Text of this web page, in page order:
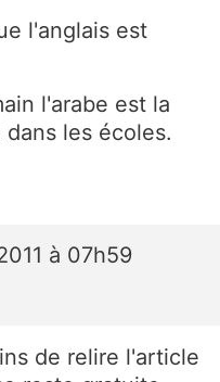
l'anglais est
l'arabe est la
les écoles.
à 07h59
de relire l'article